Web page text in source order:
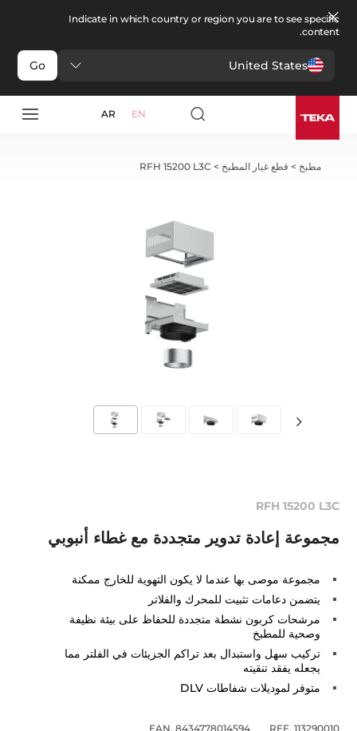
Indicate in which country or region you are to see specific
content.
United States
Go
EN
AR
مطبخ > قطع غيار المطبخ >
RFH 15200 L3C
RFH 15200 L3C
مجموعة إعادة تدوير متجددة مع غطاء أنبوبي
مجموعة موصى بها عندما لا يكون التهوية للخارج ممكنة
يتضمن دعامات تثبيت للمحرك والفلاتر
مرشحات كربون نشطة متجددة للحفاظ على بيئة نظيفة
وصحية للمطبخ
تركيب سهل واستبدال بعد تراكم الجزيئات في الفلتر مما
يجعله يفقد تنقيته
متوفر لموديلات شفاطات DLV
REF. 113290010
EAN. 8434778014594